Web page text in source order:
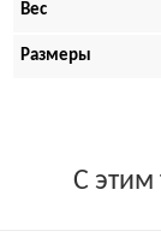
Вес
Размеры
С